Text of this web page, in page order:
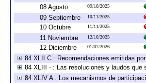
08 Agosto
09/10/2025
09 Septiembre
10/11/2025
10 Octubre
11/11/2025
11 Noviembre
12/10/2025
12 Diciembre
01/07/2026
84 XLII C : Recomendaciones emitidas
84 XLIII - : Las resoluciones y laudos que
84 XLIV A : Los mecanismos de